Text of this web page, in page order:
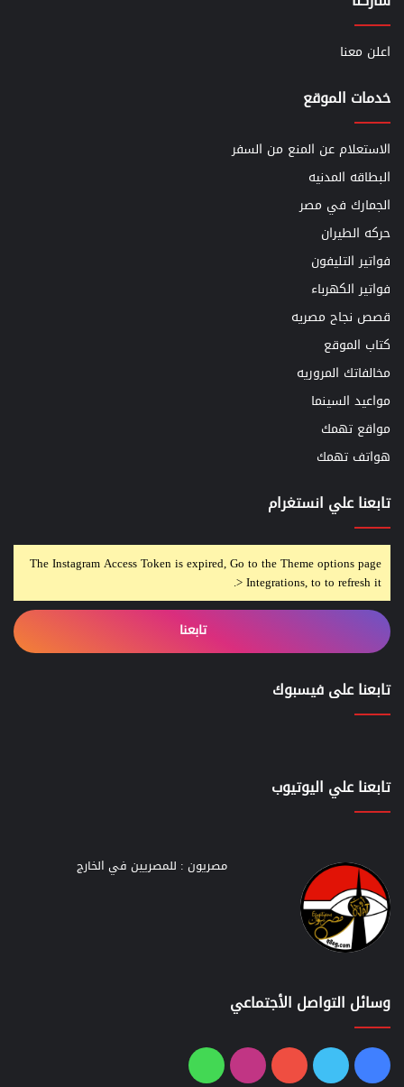
اعلن معنا
خدمات الموقع
الاستعلام عن المنع من السفر
البطاقه المدنيه
الجمارك في مصر
حركه الطيران
فواتير التليفون
فواتير الكهرباء
قصص نجاح مصريه
كتاب الموقع
مخالفاتك المروريه
مواعيد السينما
مواقع تهمك
هواتف تهمك
تابعنا علي انستغرام
The Instagram Access Token is expired, Go to the Theme options page
> Integrations, to to refresh it.
تابعنا
تابعنا على فيسبوك
تابعنا علي اليوتيوب
مصريون : للمصريين في الخارج
وسائل التواصل الأجتماعي
فيسبوك
تويتر يوتيوبانستقرامواتساب